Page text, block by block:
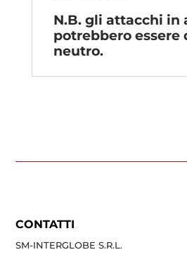
N.B. gli attacchi in
potrebbero essere
neutro.
CONTATTI
SM-INTERGLOBE S.R.L.